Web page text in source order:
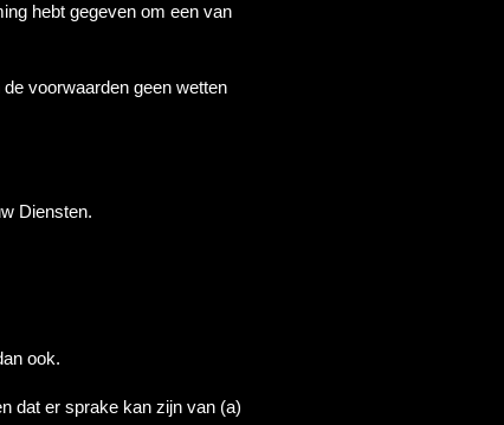
hebt gegeven om een van
voorwaarden geen wetten
Diensten.
ook.
dat er sprake kan zijn van (a)